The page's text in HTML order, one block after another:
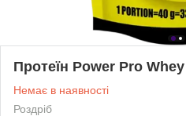
Протеїн Power Pro
Немає в наявності
Роздріб